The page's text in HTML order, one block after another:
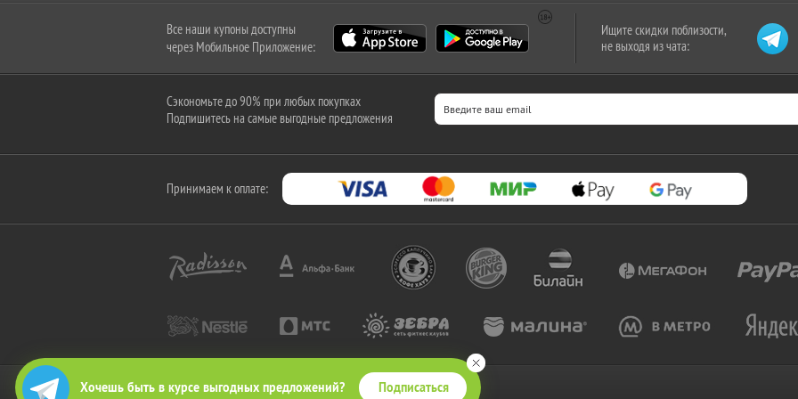
Хочешь быть в курсе выгодных предложений? Подписаться
Все наши купоны доступны
через Мобильное Приложение:
Ищите скидки поблизости,
не выходя из чата:
Сэкономьте до 90% при любых покупках
Подпишитесь на самые выгодные предложения
Принимаем к оплате:
2010-2026 © КупиКупон. Все права защищены.